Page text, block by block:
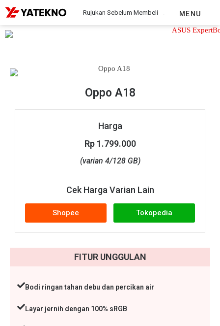
Rujukan Sebelum Membeli MENU
Oppo A18
Harga
Rp 1.799.000
(varian 4/128 GB)
Cek Harga Varian Lain
Shopee Tokopedia
FITUR UNGGULAN
Bodi ringan tahan debu dan percikan air
Layar jernih dengan 100% sRGB